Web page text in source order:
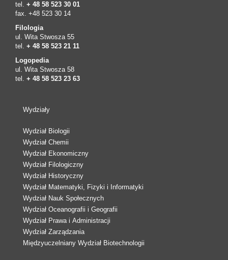
tel. + 48 58 523 30 01
fax. +48 523 30 14
Filologia
ul. Wita Stwosza 55
tel. + 48 58 523 21 11
Logopedia
ul. Wita Stwosza 58
tel. + 48 58 523 23 63
Wydziały
Wydział Biologii
Wydział Chemii
Wydział Ekonomiczny
Wydział Filologiczny
Wydział Historyczny
Wydział Matematyki, Fizyki i Informatyki
Wydział Nauk Społecznych
Wydział Oceanografii i Geografii
Wydział Prawa i Administracji
Wydział Zarządzania
Międzyuczelniany Wydział Biotechnologii